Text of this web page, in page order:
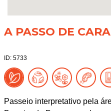
A PASSO DE
ID: 5733
Passeio interpretativo pela